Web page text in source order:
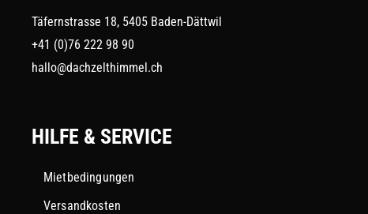
Täfernstrasse 18, 5405 Baden-Dättwil
+41 (0)76 222 98 90
hallo@dachzelthimmel.ch
HILFE & SERVICE
Mietbedingungen
Versandkosten